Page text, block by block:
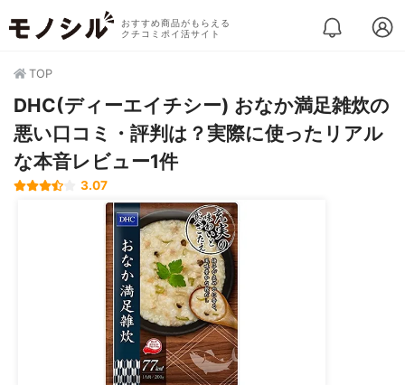
おすすめ商品がもらえる
クチコミポイ活サイト
TOP
DHC(ディーエイチシー) おなか満足雑炊の
悪い口コミ・評判は？実際に使ったリアル
な本音レビュー1件
3.07